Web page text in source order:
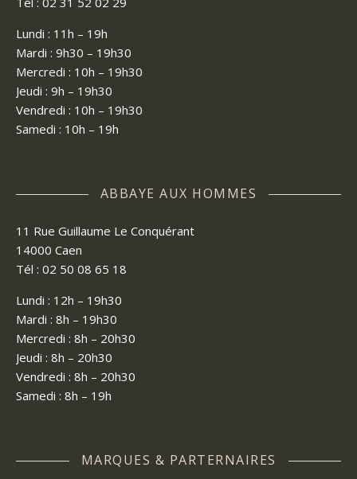
Lundi : 11h – 19h
Mardi : 9h30 – 19h30
Mercredi : 10h – 19h30
Jeudi : 9h – 19h30
Vendredi : 10h – 19h30
Samedi : 10h – 19h
ABBAYE AUX HOMMES
11 Rue Guillaume Le Conquérant
14000 Caen
Tél : 02 50 08 65 18
Lundi : 12h – 19h30
Mardi : 8h – 19h30
Mercredi : 8h – 20h30
Jeudi : 8h – 20h30
Vendredi : 8h – 20h30
Samedi : 8h – 19h
MARQUES & PARTERNAIRES